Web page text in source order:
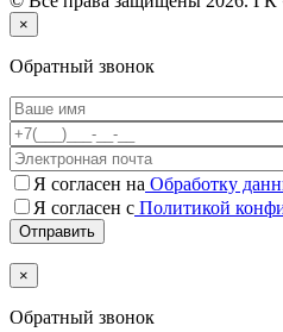
×
Обратный звонок
Я согласен на Обработку
Я согласен с Политикой
×
Обратный звонок